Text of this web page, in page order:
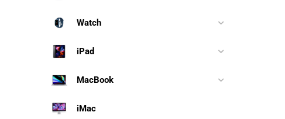
Watch
iPad
MacBook
iMac